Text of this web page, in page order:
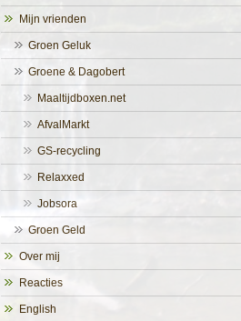
Mijn vrienden
Groen Geluk
Groene & Dagobert
Maaltijdboxen.net
AfvalMarkt
GS-recycling
Relaxxed
Jobsora
Groen Geld
Over mij
Reacties
English